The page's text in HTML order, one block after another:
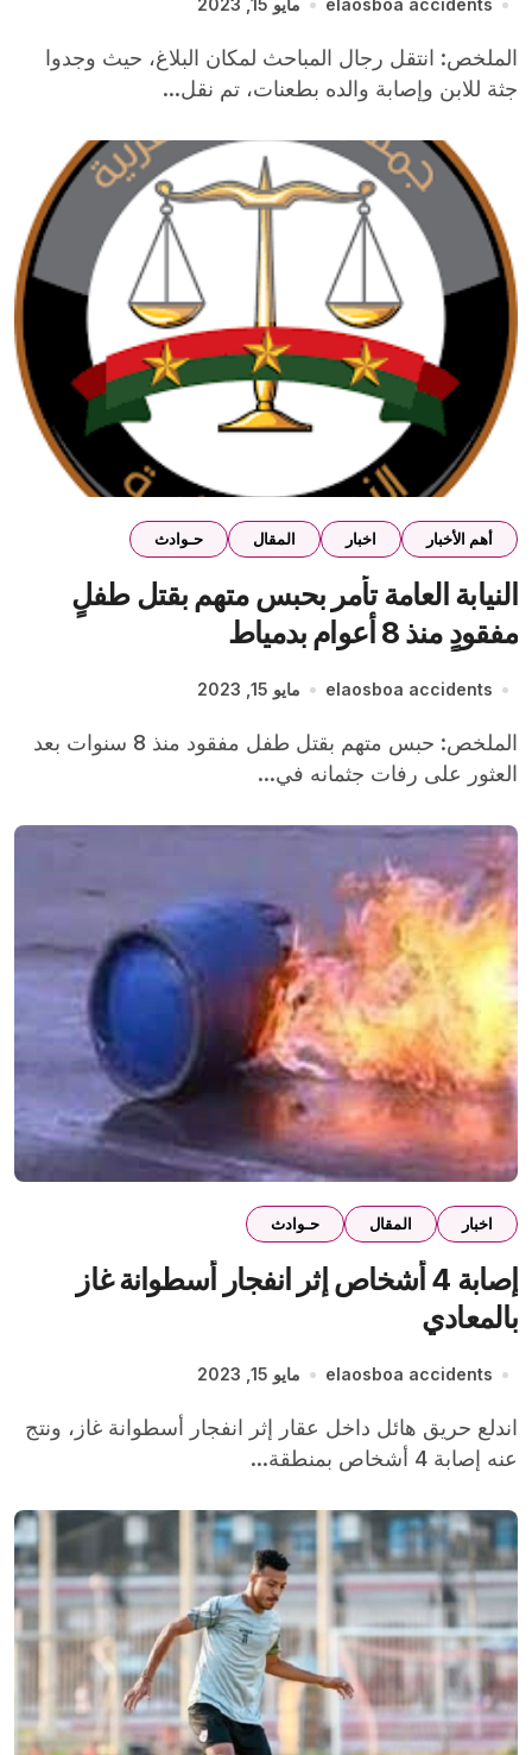
elaosboa accidents مايو 15, 2023
الملخص: انتقل رجال المباحث لمكان البلاغ، حيث وجدوا
جثة للابن وإصابة والده بطعنات، تم نقل...
أهم الأخبار اخبار المقال حـوادث
النيابة العامة تأمر بحبس متهم بقتل طفلٍ
مفقودٍ منذ 8 أعوام بدمياط
elaosboa accidents مايو 15, 2023
الملخص: حبس متهم بقتل طفل مفقود منذ 8 سنوات بعد
العثور على رفات جثمانه في...
اخبار المقال حـوادث
إصابة 4 أشخاص إثر انفجار أسطوانة غاز
بالمعادي
elaosboa accidents مايو 15, 2023
اندلع حريق هائل داخل عقار إثر انفجار أسطوانة غاز، ونتج
عنه إصابة 4 أشخاص بمنطقة...